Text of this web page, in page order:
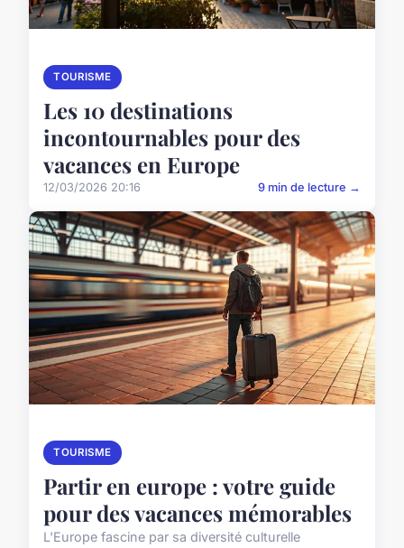
TOURISME
Les 10 destinations
incontournables pour des
vacances en Europe
12/03/2026 20:16 9 min de lecture →
TOURISME
Partir en europe : votre guide
pour des vacances mémorables
L'Europe fascine par sa diversité culturelle